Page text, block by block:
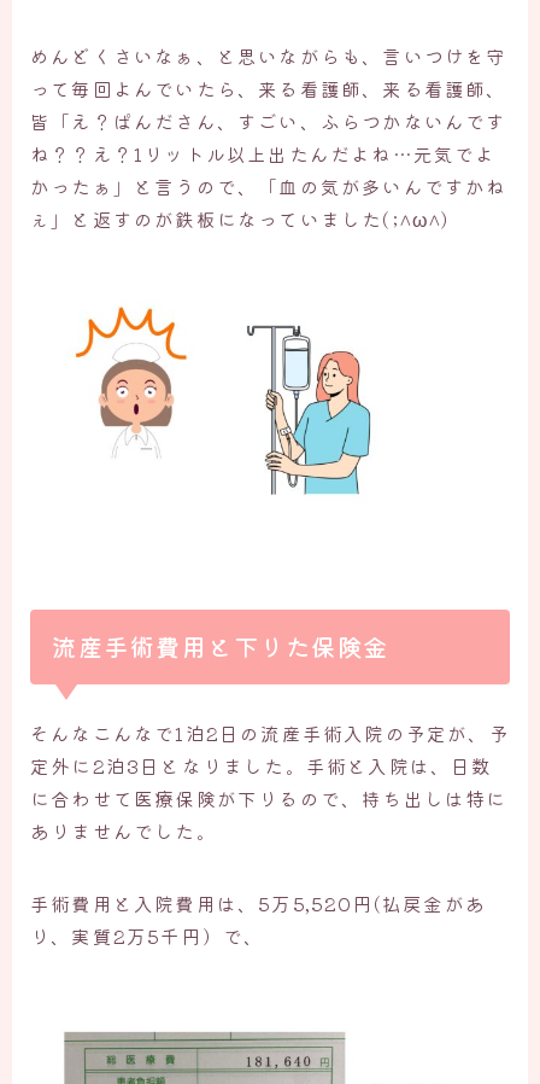
めんどくさいなぁ、と思いながらも、言いつけを守
って毎回よんでいたら、来る看護師、来る看護師、
皆「え？ぱんださん、すごい、ふらつかないんです
ね？？え？1リットル以上出たんだよね…元気でよ
かったぁ」と言うので、「血の気が多いんですかね
ぇ」と返すのが鉄板になっていました(;^ω^)
流産手術費用と下りた保険金
そんなこんなで1泊2日の流産手術入院の予定が、予
定外に2泊3日となりました。手術と入院は、日数
に合わせて医療保険が下りるので、持ち出しは特に
ありませんでした。
手術費用と入院費用は、5万5,520円(払戻金があ
り、実質2万5千円）で、